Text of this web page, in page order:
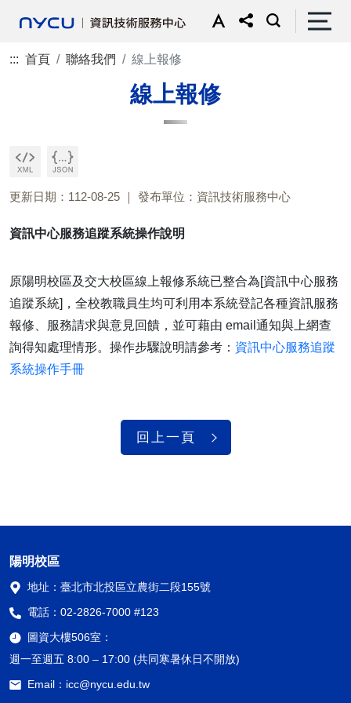
::: 首頁 聯絡我們 線上報修
線上報修
更新日期：112-08-25 發布單位：資訊技術服務中心
資訊中心服務追蹤系統操作說明
原陽明校區及交大校區線上報修系統已整合為[資訊中心服務
追蹤系統]，全校教職員生均可利用本系統登記各種資訊服務
報修、服務請求與意見回饋，並可藉由 email通知與上網查
詢得知處理情形。操作步驟說明請參考： 資訊中心服務追蹤
系統操作手冊
回上一頁
陽明校區
地址： 臺北市北投區立農街二段155號
電話： 02-2826-7000 #123
圖資大樓506室：
週一至週五 8:00 – 17:00 (共同寒暑休日不開放)
Email： icc@nycu.edu.tw